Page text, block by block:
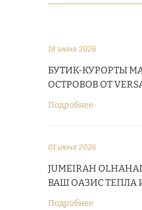
18 июня 2026
БУТИК-КУРОРТЫ
ОСТРОВОВ ОТ
Подробнее
01 июня 2026
JUMEIRAH
ВАШ ОАЗИС
Подробнее